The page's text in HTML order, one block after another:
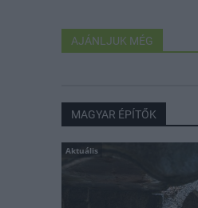
AJÁNLJUK MÉG
MAGYAR ÉPÍTŐK
Aktuális